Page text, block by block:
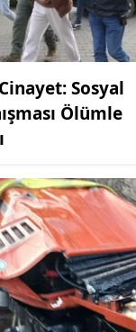
Sosyal
Ölümle